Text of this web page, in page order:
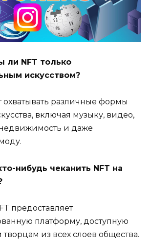
ли NFT только
искусством?
охватывать различные формы
включая музыку, видео,
и даже
нибудь чеканить NFT на
предоставляет
платформу, доступную
из всех слоев общества.